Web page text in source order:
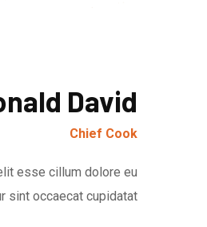
David
Chief Cook
esse cillum dolore eu
sint occaecat cupidatat.